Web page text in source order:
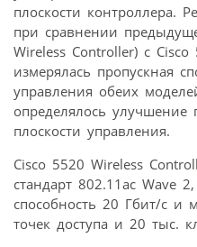
плоскости контроллера.
при сравнении
Wireless Controller) с
измерялась пропускная
управления обеих
определялось улучшение
плоскости управления.
Cisco 5520 Wireless
стандарт 802.11ac Wave
способность 20 Гбит/с и
точек доступа и 20 тыс.